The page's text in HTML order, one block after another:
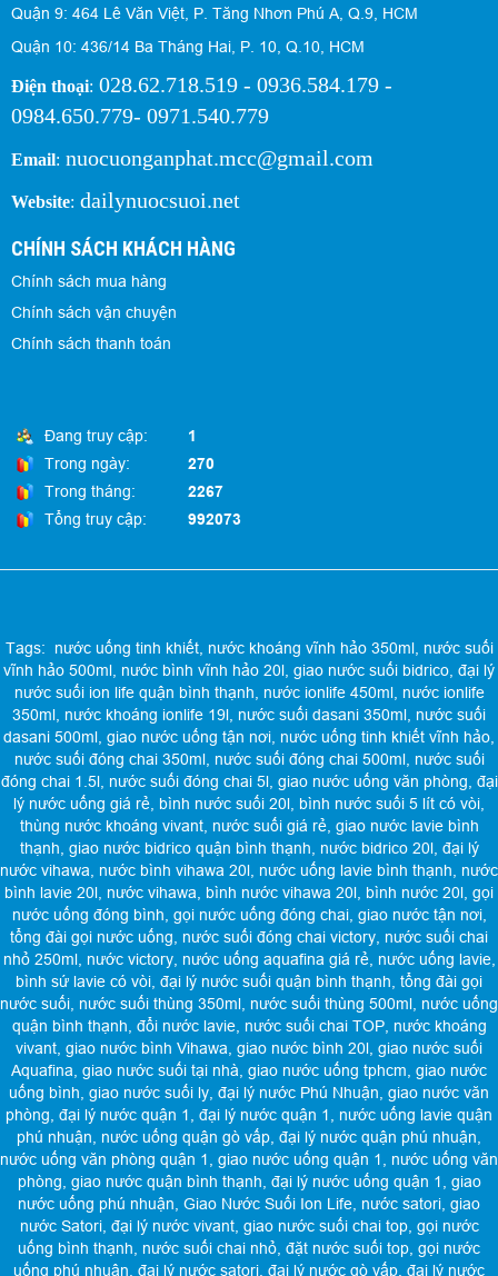
Quận 9: 464 Lê Văn Việt, P. Tăng Nhơn Phú A, Q.9, HCM
Quận 10: 436/14 Ba Tháng Hai, P. 10, Q.10, HCM
Điện thoại: 028.62.718.519 - 0936.584.179 -
0984.650.779- 0971.540.779
Email: nuocuonganphat.mcc@gmail.com
Website: dailynuocsuoi.net
CHÍNH SÁCH KHÁCH HÀNG
Chính sách mua hàng
Chính sách vận chuyện
Chính sách thanh toán
Đang truy cập:
1
Trong ngày:
270
Trong tháng:
2267
Tổng truy cập:
992073
Tags: nước uống tinh khiết, nước khoáng vĩnh hảo 350ml, nước suối
vĩnh hảo 500ml, nước bình vĩnh hảo 20l, giao nước suối bidrico, đại lý
nước suối ion life quận bình thạnh, nước ionlife 450ml, nước ionlife
350ml, nước khoáng ionlife 19l, nước suối dasani 350ml, nước suối
dasani 500ml, giao nước uống tận nơi, nước uống tinh khiết vĩnh hảo,
nước suối đóng chai 350ml, nước suối đóng chai 500ml, nước suối
đóng chai 1.5l, nước suối đóng chai 5l, giao nước uống văn phòng, đại
lý nước uống giá rẻ, bình nước suối 20l, bình nước suối 5 lít có vòi,
thùng nước khoáng vivant, nước suối giá rẻ, giao nước lavie bình
thạnh, giao nước bidrico quận bình thạnh, nước bidrico 20l, đại lý
nước vihawa, nước bình vihawa 20l, nước uống lavie bình thạnh, nước
bình lavie 20l, nước vihawa, bình nước vihawa 20l, bình nước 20l, gọi
nước uống đóng bình, gọi nước uống đóng chai, giao nước tận nơi,
tổng đài gọi nước uống, nước suối đóng chai victory, nước suối chai
nhỏ 250ml, nước victory, nước uống aquafina giá rẻ, nước uống lavie,
bình sứ lavie có vòi, đại lý nước suối quận bình thạnh, tổng đài gọi
nước suối, nước suối thùng 350ml, nước suối thùng 500ml, nước uống
quận bình thạnh, đổi nước lavie, nước suối chai TOP, nước khoáng
vivant, giao nước bình Vihawa, giao nước bình 20l, giao nước suối
Aquafina, giao nước suối tại nhà, giao nước uống tphcm, giao nước
uống bình, giao nước suối ly, đại lý nước Phú Nhuận, giao nước văn
phòng, đại lý nước quận 1, đại lý nước quận 1, nước uống lavie quận
phú nhuận, nước uống quận gò vấp, đại lý nước quận phú nhuận,
nước uống văn phòng quận 1, giao nước uống quận 1, nước uống văn
phòng, giao nước quận bình thạnh, đại lý nước uống quận 1, giao
nước uống phú nhuận, Giao Nước Suối Ion Life, nước satori, giao
nước Satori, đại lý nước vivant, giao nước suối chai top, gọi nước
uống bình thạnh, nước suối chai nhỏ, đặt nước suối top, gọi nước
uống phú nhuận, đại lý nước satori, đại lý nước gò vấp, đại lý nước